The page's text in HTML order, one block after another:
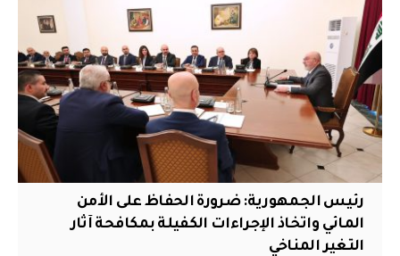
رئيس الجمهورية: ضرورة الحفاظ على الأمن
المائي واتخاذ الإجراءات الكفيلة بمكافحة آثار
التغير المناخي